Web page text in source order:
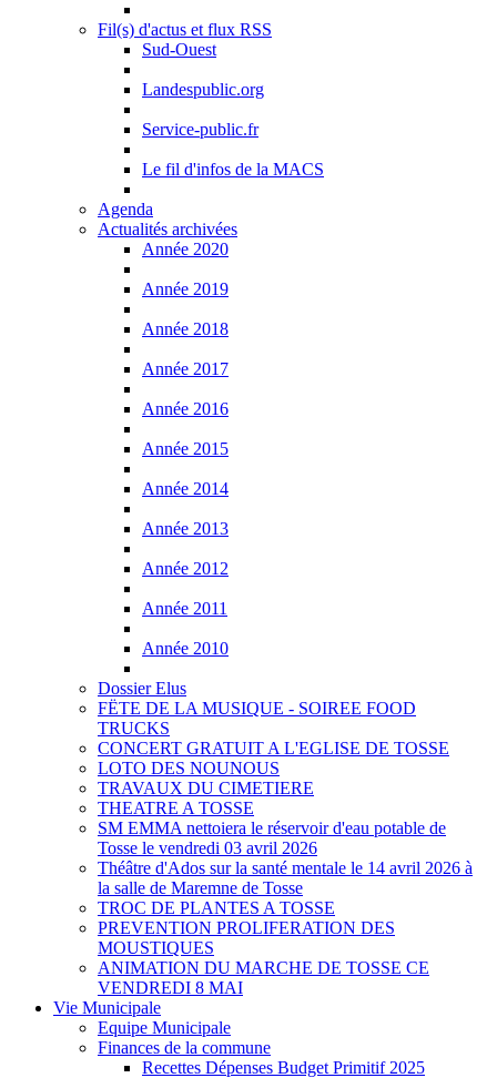
Fil(s) d'actus et flux RSS
Sud-Ouest
Landespublic.org
Service-public.fr
Le fil d'infos de la MACS
Agenda
Actualités archivées
Année 2020
Année 2019
Année 2018
Année 2017
Année 2016
Année 2015
Année 2014
Année 2013
Année 2012
Année 2011
Année 2010
Dossier Elus
FËTE DE LA MUSIQUE - SOIREE FOOD
TRUCKS
CONCERT GRATUIT A L'EGLISE DE TOSSE
LOTO DES NOUNOUS
TRAVAUX DU CIMETIERE
THEATRE A TOSSE
SM EMMA nettoiera le réservoir d'eau potable de
Tosse le vendredi 03 avril 2026
Théâtre d'Ados sur la santé mentale le 14 avril 2026 à
la salle de Maremne de Tosse
TROC DE PLANTES A TOSSE
PREVENTION PROLIFERATION DES
MOUSTIQUES
ANIMATION DU MARCHE DE TOSSE CE
VENDREDI 8 MAI
Vie Municipale
Equipe Municipale
Finances de la commune
Recettes Dépenses Budget Primitif 2025